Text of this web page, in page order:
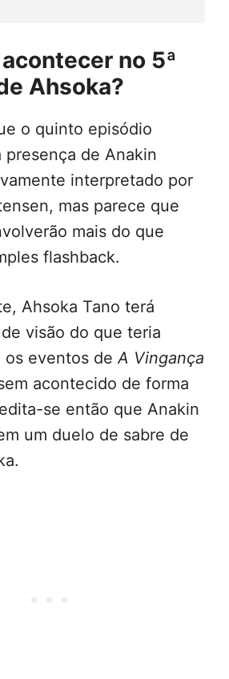
no 5ª
Ahsoka?
o quinto episódio
presença de Anakin
interpretado por
mas parece que
mais do que
flashback.
Ahsoka Tano terá
visão do que teria
os eventos deA Vingança
acontecido de forma
se então que Anakin
um duelo de sabre de